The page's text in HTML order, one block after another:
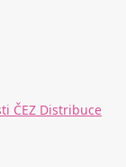
ČEZ Distribuce